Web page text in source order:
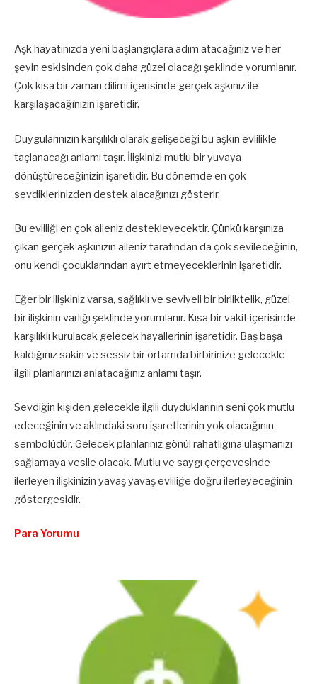
Aşk hayatınızda yeni başlangıçlara adım atacağınız ve her
şeyin eskisinden çok daha güzel olacağı şeklinde yorumlanır.
Çok kısa bir zaman dilimi içerisinde gerçek aşkınız ile
karşılaşacağınızın işaretidir.
Duygularınızın karşılıklı olarak gelişeceği bu aşkın evlilikle
taçlanacağı anlamı taşır. İlişkinizi mutlu bir yuvaya
dönüştüreceğinizin işaretidir. Bu dönemde en çok
sevdiklerinizden destek alacağınızı gösterir.
Bu evliliği en çok aileniz destekleyecektir. Çünkü karşınıza
çıkan gerçek aşkınızın aileniz tarafından da çok sevileceğinin,
onu kendi çocuklarından ayırt etmeyeceklerinin işaretidir.
Eğer bir ilişkiniz varsa, sağlıklı ve seviyeli bir birliktelik, güzel
bir ilişkinin varlığı şeklinde yorumlanır. Kısa bir vakit içerisinde
karşılıklı kurulacak gelecek hayallerinin işaretidir. Baş başa
kaldığınız sakin ve sessiz bir ortamda birbirinize gelecekle
ilgili planlarınızı anlatacağınız anlamı taşır.
Sevdiğin kişiden gelecekle ilgili duyduklarının seni çok mutlu
edeceğinin ve aklındaki soru işaretlerinin yok olacağının
sembolüdür. Gelecek planlarınız gönül rahatlığına ulaşmanızı
sağlamaya vesile olacak. Mutlu ve saygı çerçevesinde
ilerleyen ilişkinizin yavaş yavaş evliliğe doğru ilerleyeceğinin
göstergesidir.
Para Yorumu